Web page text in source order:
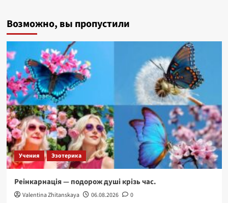
Бэнгмеалеа.
Возможно, вы пропустили
Учения Эзотерика
Реінкарнація — подорож душі крізь час.
Valentina Zhitanskaya 06.08.2026 0